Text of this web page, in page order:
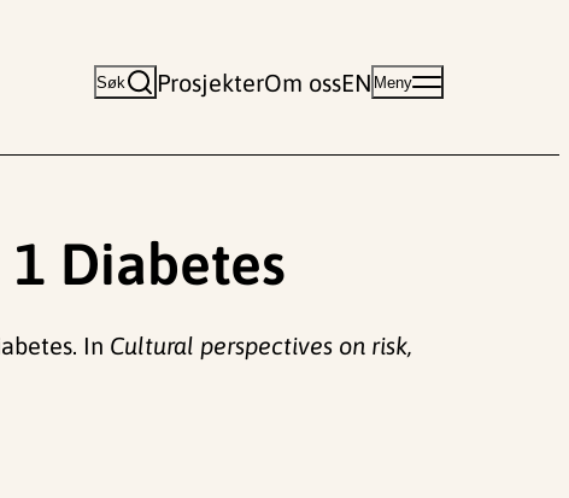
Søk ProsjekterOm ossEN Meny
Diabetes
In Cultural perspectives on risk,